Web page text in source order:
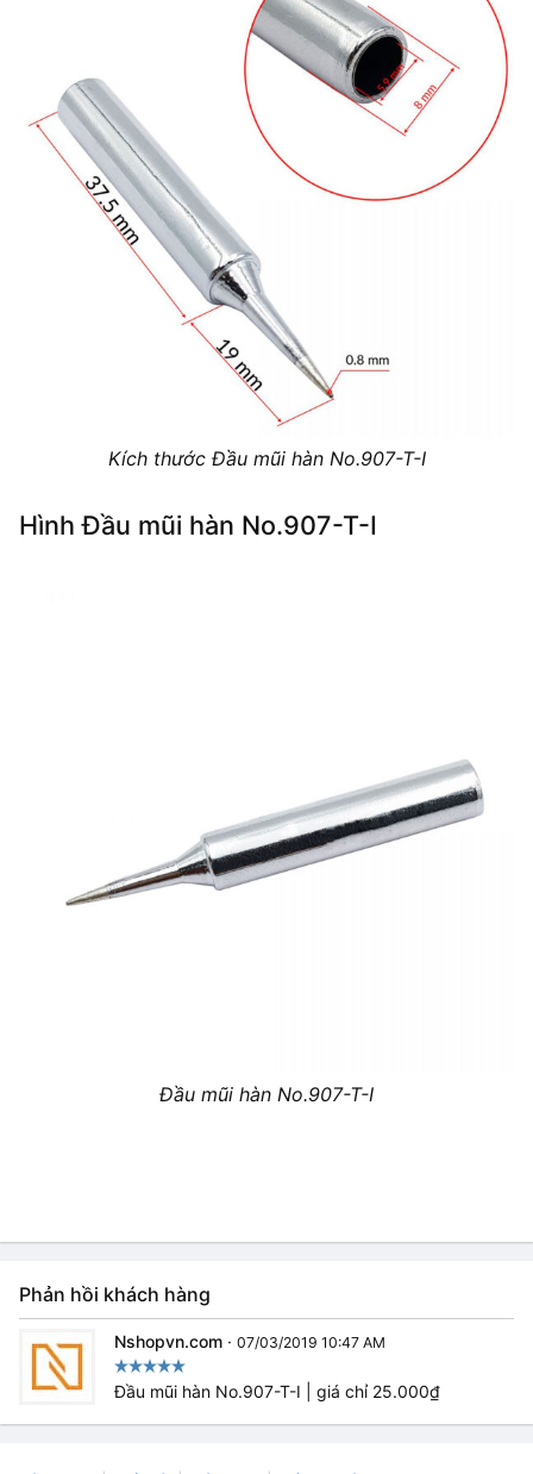
Kích thước Đầu mũi hàn No.907-T-I
Hình Đầu mũi hàn No.907-T-I
Đầu mũi hàn No.907-T-I
Phản hồi khách hàng
Nshopvn.com · 07/03/2019 10:47 AM
Đầu mũi hàn No.907-T-I | giá chỉ 25.000₫